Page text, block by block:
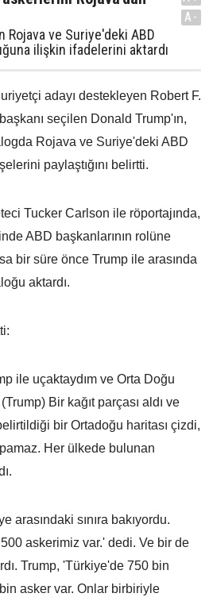
Rojava ve Suriye'deki ABD
ilişkin ifadelerini aktardı
A-
adayı destekleyen Robert F.
seçilen Donald Trump'ın,
Rojava ve Suriye'deki ABD
paylaştığını belirtti.
Tucker Carlson ile röportajında,
ABD başkanlarının rolüne
bir süre önce Trump ile arasında
aktardı.
ile uçaktaydım ve Orta Doğu
Bir kağıt parçası aldı ve
bir Ortadoğu haritası çizdi,
Her ülkede bulunan
arasındaki sınıra bakıyordu.
500 askerimiz var.' dedi. Ve bir de
Trump, 'Türkiye'de 750 bin
asker var. Onlar birbiriyle